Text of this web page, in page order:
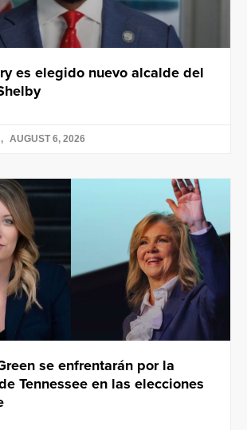
es elegido nuevo alcalde del
AUGUST 6, 2026
se enfrentarán por la
Tennessee en las elecciones